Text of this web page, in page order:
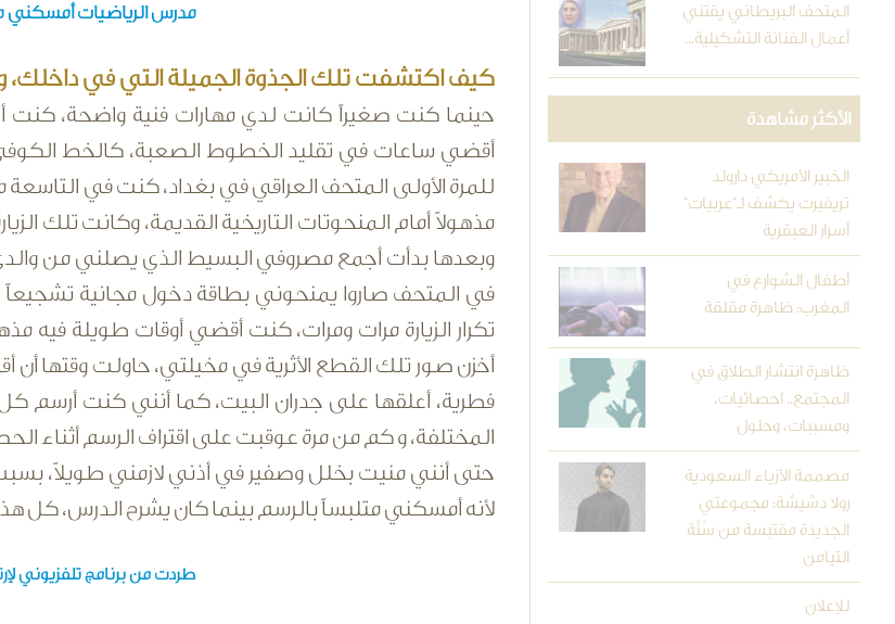
مدرس الرياضيات
كيف اكتشفت تلك الجذوة الجميلة التي في داخلك،
حينما كنت صغيراً كانت لدي مهارات فنية واضحة،
أقضي ساعات في تقليد الخطوط الصعبة، كالخط الكوفي،
للمرة الأولى المتحف العراقي في بغداد، كنت في
مذهولاً أمام المنحوتات التاريخية القديمة، وكانت تلك
وبعدها بدأت أجمع مصروفي البسيط الذي يصلني من
في المتحف صاروا يمنحوني بطاقة دخول مجانية
تكرار الزيارة مرات ومرات، كنت أقضي أوقات طويلة فيه
أخزن صور تلك القطع الأثرية في مخيلتي، حاولت وقتها
فطرية، أعلقها على جدران البيت، كما أنني كنت
المختلفة، و كم من مرة عوقبت على اقتراف الرسم أثناء
حتى أنني منيت بخلل وصفير في أذني لازمني طويلاً،
لأنه أمسكني متلبساً بالرسم بينما كان يشرح الدرس، كل
طردت من برنامج تلفزيوني
المتحف البريطاني يقتني
أعمال الفنانة التشكيلية...
الأكثر مشاهدة
الخبير الأمريكي دارولد
تريفيرت يكشف لـ"عربيات"
أسرار العبقرية
أطفال الشوارع في
المغرب: ظاهرة مقلقة
ظاهرة انتشار الطلاق في
المجتمع.. احصائيات،
ومسببات، وحلول
مصممة الأزياء السعودية
رولا دشيشة: مجموعتي
الجديدة مقتبسة من سُنَّة
التيامن
للإعلان